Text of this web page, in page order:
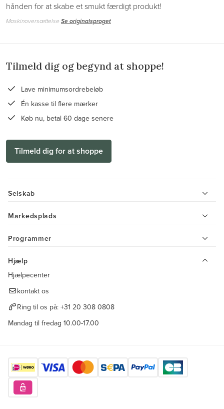
hånden for at skabe et smukt færdigt produkt!
Maskinoversættelse Se originalsproget
Tilmeld dig og begynd at shoppe!
Lave minimumsordrebeløb
Én kasse til flere mærker
Køb nu, betal 60 dage senere
Tilmeld dig for at shoppe
Selskab
Markedsplads
Programmer
Hjælp
Hjælpecenter
kontakt os
Ring til os på: +31 20 308 0808
Mandag til fredag 10.00-17.00